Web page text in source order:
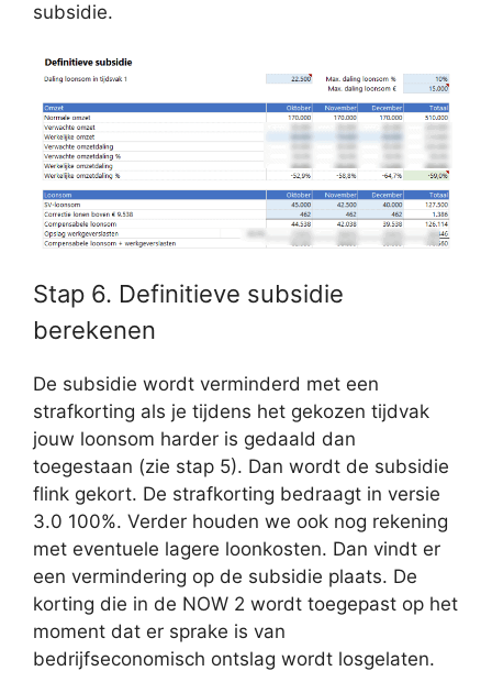
subsidie.
Stap 6. Definitieve subsidie
berekenen
De subsidie wordt verminderd met een
strafkorting als je tijdens het gekozen tijdvak
jouw loonsom harder is gedaald dan
toegestaan (zie stap 5). Dan wordt de subsidie
flink gekort. De strafkorting bedraagt in versie
3.0 100%. Verder houden we ook nog rekening
met eventuele lagere loonkosten. Dan vindt er
een vermindering op de subsidie plaats. De
korting die in de NOW 2 wordt toegepast op het
moment dat er sprake is van
bedrijfseconomisch ontslag wordt losgelaten.